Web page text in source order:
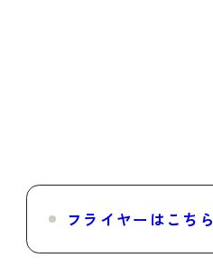
フライヤーはこちら